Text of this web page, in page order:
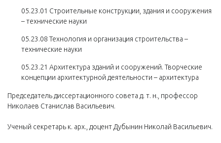
05.23.01 Строительные конструкции, здания и сооружения
– технические науки
05.23.08 Технология и организация строительства –
технические науки
05.23.21 Архитектура зданий и сооружений. Творческие
концепции архитектурной деятельности – архитектура
Председатель диссертационного совета д. т. н., профессор
Николаев Станислав Васильевич.
Ученый секретарь к. арх., доцент Дубынин Николай Васильевич.